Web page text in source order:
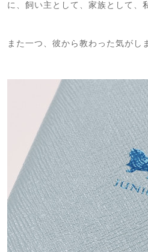
に、飼い主として、家族として、
また一つ、彼から教わった気がし